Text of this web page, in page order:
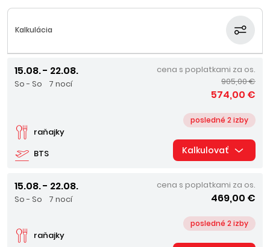
Kalkulácia
15.08. - 22.08.
So - So 7 nocí
BTS
raňajky
posledné 2 izby
cena s poplatkami za os.
905,00 €
574,00 €
Kalkulovať
15.08. - 22.08.
So - So 7 nocí
raňajky
posledné 2 izby
cena s poplatkami za os.
469,00 €